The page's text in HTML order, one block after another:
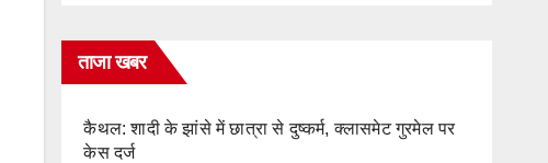
ताजा खबर
कैथल: शादी के झांसे में छात्रा से दुष्कर्म, क्लासमेट गुरमेल पर
केस दर्ज